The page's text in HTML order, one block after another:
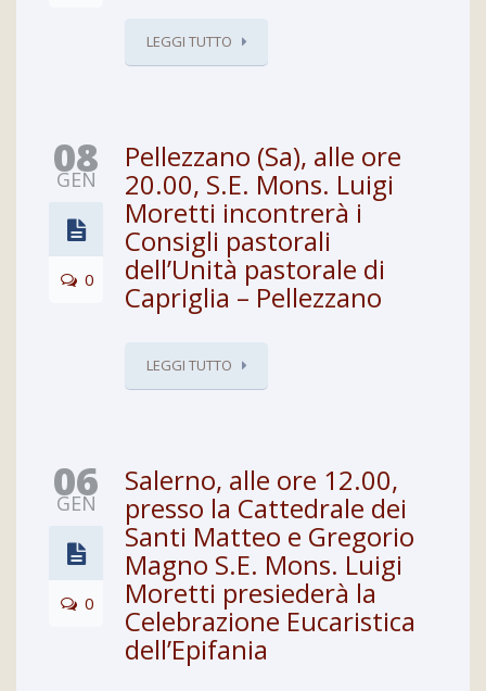
LEGGI TUTTO
08
GEN
0
Pellezzano (Sa), alle ore
20.00, S.E. Mons. Luigi
Moretti incontrerà i
Consigli pastorali
dell’Unità pastorale di
Capriglia – Pellezzano
LEGGI TUTTO
06
GEN
0
Salerno, alle ore 12.00,
presso la Cattedrale dei
Santi Matteo e Gregorio
Magno S.E. Mons. Luigi
Moretti presiederà la
Celebrazione Eucaristica
dell’Epifania